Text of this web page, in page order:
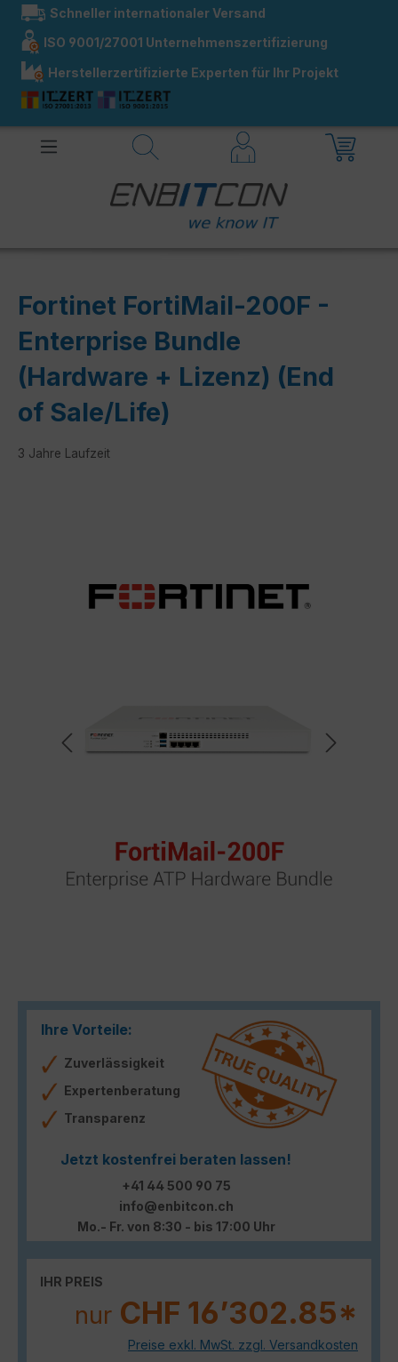
springen
Schneller internationaler Versand
ISO 9001/27001 Unternehmenszertifizierung
Herstellerzertifizierte Experten für Ihr Projekt
Fortinet FortiMail-200F -
Enterprise Bundle
(Hardware + Lizenz) (End
of Sale/Life)
3 Jahre Laufzeit
Ihre Vorteile:
Zuverlässigkeit
Expertenberatung
Transparenz
Jetzt kostenfrei beraten lassen!
+41 44 500 90 75
info@enbitcon.ch
Mo.- Fr. von 8:30 - bis 17:00 Uhr
IHR PREIS
nur CHF 16’302.85*
Preise exkl. MwSt. zzgl. Versandkosten